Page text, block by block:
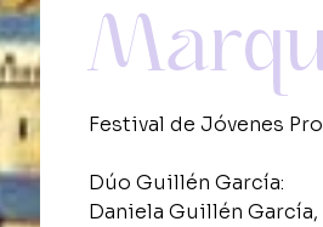
Festival de Jóvenes
Dúo Guillén García:
Daniela Guillén